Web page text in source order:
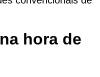
hora de